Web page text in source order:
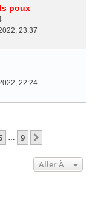
poux
23:37
22:24
9
Aller À